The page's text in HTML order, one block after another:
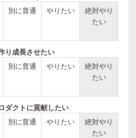
別に普通 やりたい
絶対やり
たい
り成長させたい
別に普通 やりたい
絶対やり
たい
ダクトに貢献したい
別に普通 やりたい
絶対やり
たい